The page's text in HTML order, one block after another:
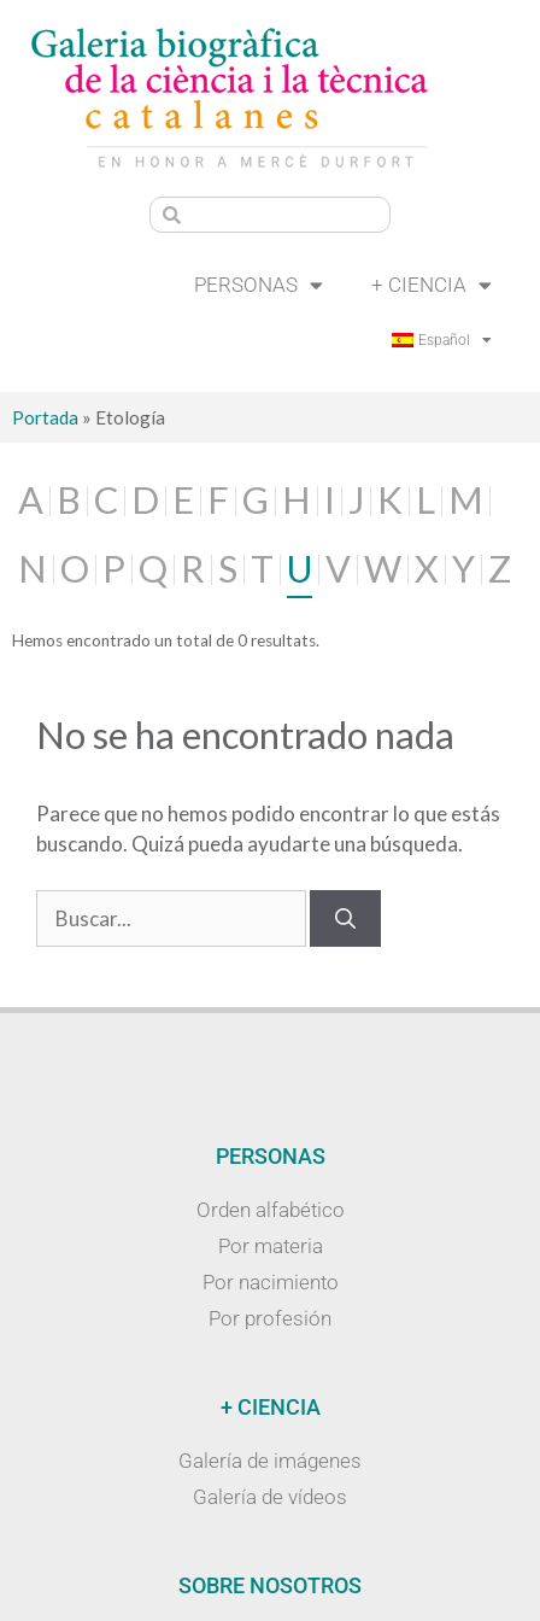
PERSONAS + CIENCIA
Español
Portada » Etología
A B C D E F G H I J K L M
N O P Q R S T U V W X Y Z
Hemos encontrado un total de 0 resultats.
No se ha encontrado nada
Parece que no hemos podido encontrar lo que estás
buscando. Quizá pueda ayudarte una búsqueda.
PERSONAS
Orden alfabético
Por materia
Por nacimiento
Por profesión
+ CIENCIA
Galería de imágenes
Galería de vídeos
SOBRE NOSOTROS